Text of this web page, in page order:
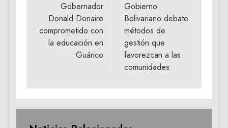
entradas
Gobernador
Donald Donaire
comprometido con
la educación en
Guárico
Gobierno
Bolivariano debate
métodos de
gestión que
favorezcan a las
comunidades